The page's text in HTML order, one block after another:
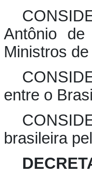
Antônio
Ministros
entre o
brasileira